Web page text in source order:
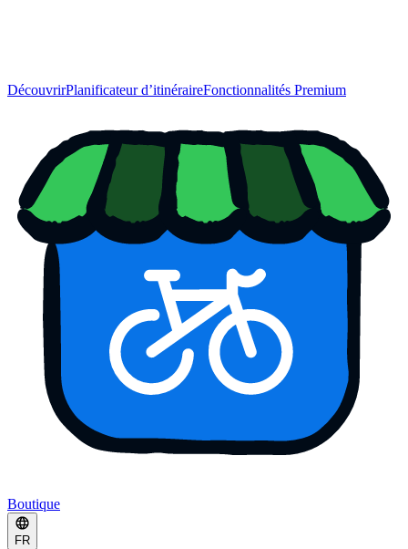
DécouvrirPlanificateur d’itinéraireFonctionnalités Premium
Boutique
FR